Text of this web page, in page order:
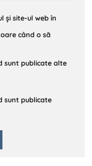
și site-ul web în
când o să
sunt publicate alte
sunt publicate